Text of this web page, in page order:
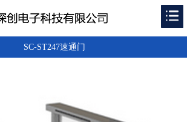
SC-ST247速通门